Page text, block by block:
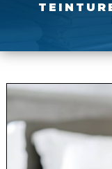
TEINTURERIE BLANCHISSERIE